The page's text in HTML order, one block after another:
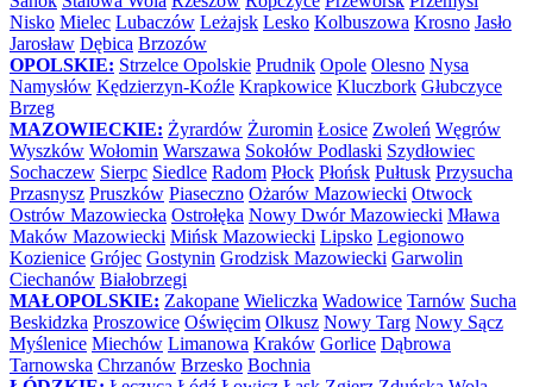
Nisko Mielec Lubaczów Leżajsk Lesko Kolbuszowa Krosno Jasło
Jarosław Dębica Brzozów
OPOLSKIE: Strzelce Opolskie Prudnik Opole Olesno Nysa
Namysłów Kędzierzyn-Koźle Krapkowice Kluczbork Głubczyce
Brzeg
MAZOWIECKIE: Żyrardów Żuromin Łosice Zwoleń Węgrów
Wyszków Wołomin Warszawa Sokołów Podlaski Szydłowiec
Sochaczew Sierpc Siedlce Radom Płock Płońsk Pułtusk Przysucha
Przasnysz Pruszków Piaseczno Ożarów Mazowiecki Otwock
Ostrów Mazowiecka Ostrołęka Nowy Dwór Mazowiecki Mława
Maków Mazowiecki Mińsk Mazowiecki Lipsko Legionowo
Kozienice Grójec Gostynin Grodzisk Mazowiecki Garwolin
Ciechanów Białobrzegi
MAŁOPOLSKIE: Zakopane Wieliczka Wadowice Tarnów Sucha
Beskidzka Proszowice Oświęcim Olkusz Nowy Targ Nowy Sącz
Myślenice Miechów Limanowa Kraków Gorlice Dąbrowa
Tarnowska Chrzanów Brzesko Bochnia